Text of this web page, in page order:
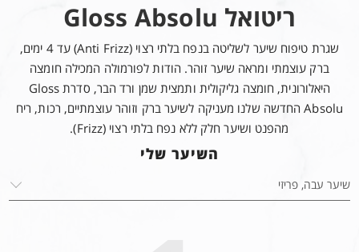
נמצאת
במוצרים
לטיפוח העור,
חומצה
היאלורונית
מצויה באופן
טבעי בגוף,
הלחות,
חומצת פרי
משתמשים בה
במוצרים
קוסמטיים בשל
סגולות הפילינג
שלה. היא
עמוק, ולכן היא
יעילה יותר
תערובות הוט-קוטור מפתיעה המאחדת תווים של פירות הדר עם
חותמת ריח של זר פרחים יוקרתי.
שילוב של טכניקות לטיפוח השיער ואומנות בישום מעודנת עבור
חוויה חושית מרענגת במיוחד.
ריטואל Gloss Absolu
שגרת טיפוח שיער לשליטה בנפח בלתי רצוי (Anti Frizz) עד 4 ימים,
ברק עוצמתי ומראה שיער זוהר. הודות לפורמולה המכילה חומצה
היאלורונית, חומצה גליקולית ותמצית שמן ורד הבר, סדרת Gloss
Absolu החדשה שלנו מעניקה לשיער ברק וזוהר עוצמתיים, רכות, ריח
מהפנט ושיער חלק ללא נפח בלתי רצוי (Frizz).
השיער שלי